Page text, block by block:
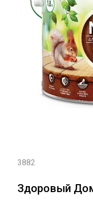
3882
Здоровый